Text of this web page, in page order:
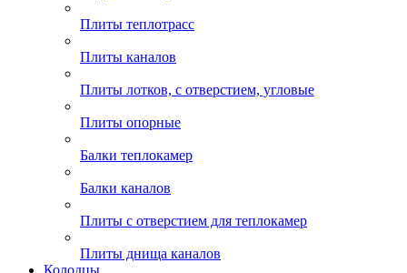
Плиты теплотрасс
Плиты каналов
Плиты лотков, с отверстием, угловые
Плиты опорные
Балки теплокамер
Балки каналов
Плиты с отверстием для теплокамер
Плиты днища каналов
Колодцы